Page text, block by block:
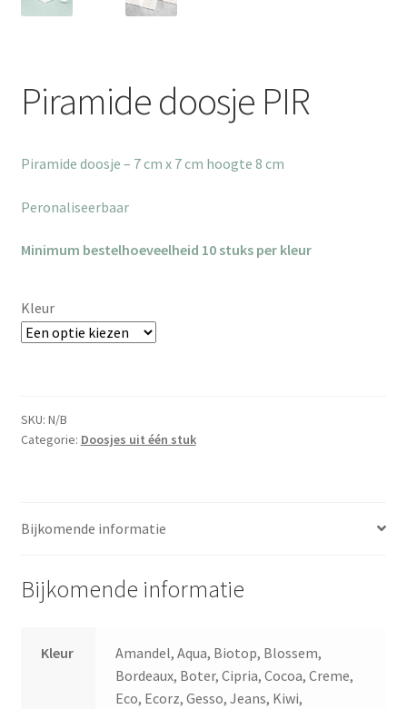
Piramide doosje PIR
Piramide doosje – 7 cm x 7 cm hoogte 8 cm
Peronaliseerbaar
Minimum bestelhoeveelheid 10 stuks per kleur
Kleur
SKU: N/B
Categorie: Doosjes uit één stuk
Bijkomende informatie
Bijkomende informatie
Kleur
Amandel, Aqua, Biotop, Blossem,
Bordeaux, Boter, Cipria, Cocoa, Creme,
Eco, Ecorz, Gesso, Jeans, Kiwi,